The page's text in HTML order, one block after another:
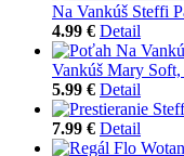
Na Vankúš Steffi
4.99 € Detail
Vankúš Mary
5.99 € Detail
7.99 € Detail